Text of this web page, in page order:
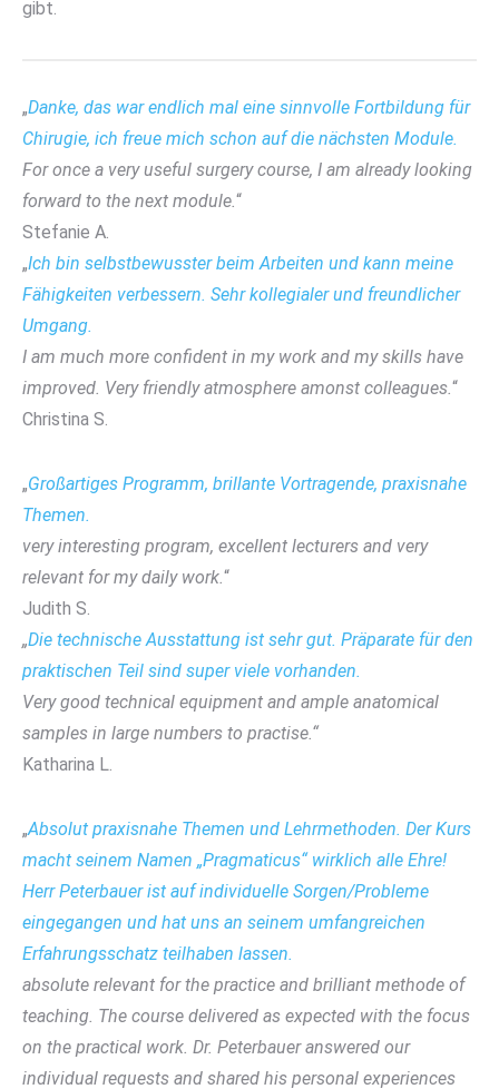
gibt.
„Danke, das war endlich mal eine sinnvolle Fortbildung für
Chirugie, ich freue mich schon auf die nächsten Module.
For once a very useful surgery course, I am already looking
forward to the next module.“
Stefanie A.
„Ich bin selbstbewusster beim Arbeiten und kann meine
Fähigkeiten verbessern. Sehr kollegialer und freundlicher
Umgang.
I am much more confident in my work and my skills have
improved. Very friendly atmosphere amonst colleagues.“
Christina S.
„Großartiges Programm, brillante Vortragende, praxisnahe
Themen.
very interesting program, excellent lecturers and very
relevant for my daily work.“
Judith S.
„Die technische Ausstattung ist sehr gut. Präparate für den
praktischen Teil sind super viele vorhanden.
Very good technical equipment and ample anatomical
samples in large numbers to practise.“
Katharina L.
„Absolut praxisnahe Themen und Lehrmethoden. Der Kurs
macht seinem Namen „Pragmaticus“ wirklich alle Ehre!
Herr Peterbauer ist auf individuelle Sorgen/Probleme
eingegangen und hat uns an seinem umfangreichen
Erfahrungsschatz teilhaben lassen.
absolute relevant for the practice and brilliant methode of
teaching. The course delivered as expected with the focus
on the practical work. Dr. Peterbauer answered our
individual requests and shared his personal experiences